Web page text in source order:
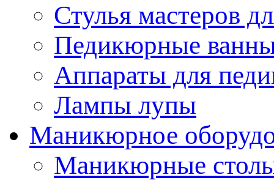
Стулья мастеров
Педикюрные
Аппараты для
Лампы лупы
Маникюрное
Маникюрные